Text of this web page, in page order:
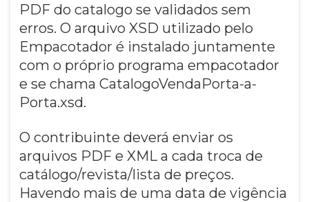
PDF do catalogo se validados sem
erros. O arquivo XSD utilizado pelo
Empacotador é instalado juntamente
com o próprio programa empacotador
e se chama CatalogoVendaPorta-a-
Porta.xsd.
O contribuinte deverá enviar os
arquivos PDF e XML a cada troca de
catálogo/revista/lista de preços.
Havendo mais de uma data de vigência